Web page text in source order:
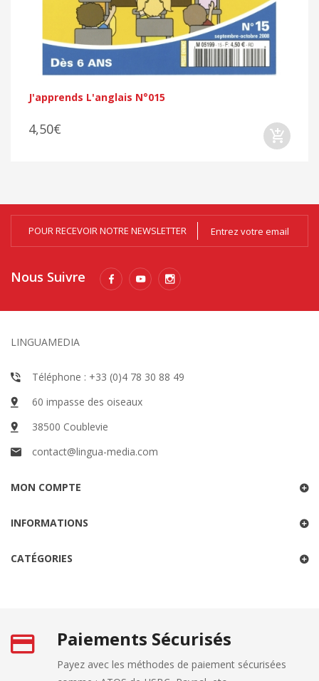
J'apprends L'anglais N°015
4,50€
POUR RECEVOIR NOTRE NEWSLETTER
Nous Suivre
LINGUAMEDIA
Téléphone : +33 (0)4 78 30 88 49
60 impasse des oiseaux
38500 Coublevie
contact@lingua-media.com
MON COMPTE
INFORMATIONS
CATÉGORIES
Paiements Sécurisés
Payez avec les méthodes de paiement sécurisées